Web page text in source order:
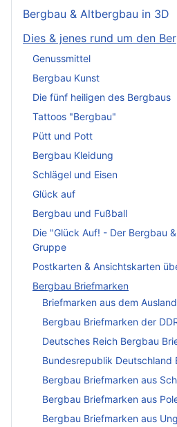
Bergbau & Altbergbau in 3D
Dies & jenes rund um den
Genussmittel
Bergbau Kunst
Die fünf heiligen des Bergbaus
Tattoos "Bergbau"
Pütt und Pott
Bergbau Kleidung
Schlägel und Eisen
Glück auf
Bergbau und Fußball
Die "Glück Auf! - Der Bergbau
Gruppe
Postkarten & Ansichtskarten
Bergbau Briefmarken
Briefmarken aus dem Ausland
Bergbau Briefmarken der
Deutsches Reich Bergbau
Bundesrepublik Deutschland
Bergbau Briefmarken aus
Bergbau Briefmarken aus
Bergbau Briefmarken aus